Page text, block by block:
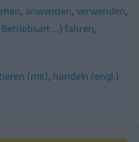
, anwenden,verwenden,
...) fahren,
(mit), handeln (engl.)